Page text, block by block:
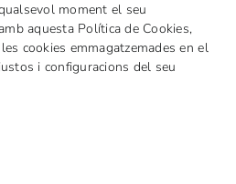
moment el seu
aquesta Política de Cookies,
cookies emmagatzemades en el
i configuracions del seu